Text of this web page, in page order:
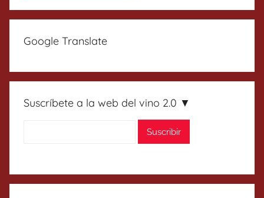
Google Translate
Suscríbete a la web del vino 2.0 ▼